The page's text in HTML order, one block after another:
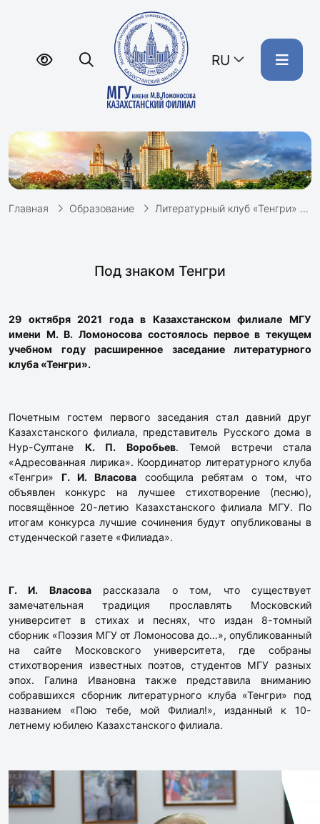
RU
Главная Образование Литературный клуб «Тенгри»
Под знаком Тенгри
29 октября 2021 года в Казахстанском филиале МГУ
имени М. В. Ломоносова состоялось первое в текущем
учебном году расширенное заседание литературного
клуба «Тенгри».
Почетным гостем первого заседания стал давний друг
Казахстанского филиала, представитель Русского дома в
Нур-Султане К. П. Воробьев. Темой встречи стала
«Адресованная лирика». Координатор литературного клуба
«Тенгри»Г. И. Власова сообщила ребятам о том, что
объявлен конкурс на лучшее стихотворение (песню),
посвящённое 20-летию Казахстанского филиала МГУ. По
итогам конкурса лучшие сочинения будут опубликованы в
студенческой газете «Филиада».
Г. И. Власоварассказала о том, что существует
замечательная традиция прославлять Московский
университет в стихах и песнях, что издан 8-томный
сборник «Поэзия МГУ от Ломоносова до…», опубликованный
на сайте Московского университета, где собраны
стихотворения известных поэтов, студентов МГУ разных
эпох. Галина Ивановна также представила вниманию
собравшихся сборник литературного клуба «Тенгри» под
названием «Пою тебе, мой Филиал!», изданный к 10-
летнему юбилею Казахстанского филиала.